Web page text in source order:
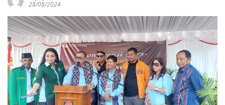
28/08/2024